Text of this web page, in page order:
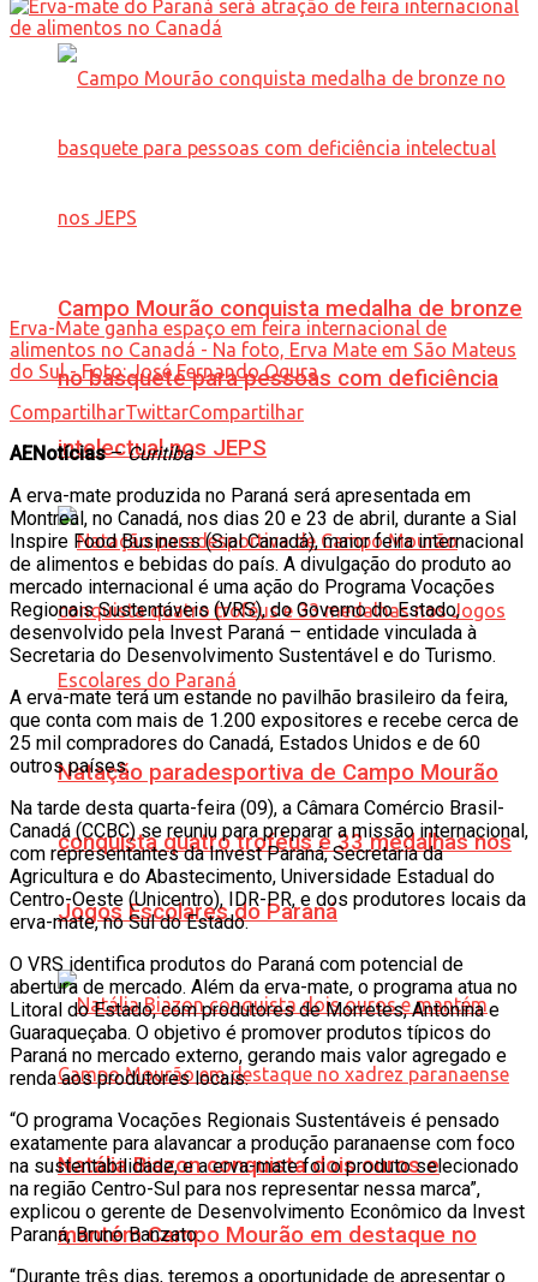
Campo Mourão conquista medalha de bronze
no basquete para pessoas com deficiência
intelectual nos JEPS
Natação paradesportiva de Campo Mourão
conquista quatro troféus e 33 medalhas nos
Jogos Escolares do Paraná
Natália Biazon conquista dois ouros e
mantém Campo Mourão em destaque no
Erva-Mate ganha espaço em feira internacional de
alimentos no Canadá - Na foto, Erva Mate em São Mateus
do Sul - Foto: José Fernando Ogura
CompartilharTwittarCompartilhar
AENotícias–Curitiba
A erva-mate produzida no Paraná será apresentada em
Montreal, no Canadá, nos dias 20 e 23 de abril, durante a Sial
Inspire Food Business (Sial Canadá), maior feira internacional
de alimentos e bebidas do país. A divulgação do produto ao
mercado internacional é uma ação do Programa Vocações
Regionais Sustentáveis (VRS), do Governo do Estado,
desenvolvido pela Invest Paraná – entidade vinculada à
Secretaria do Desenvolvimento Sustentável e do Turismo.
A erva-mate terá um estande no pavilhão brasileiro da feira,
que conta com mais de 1.200 expositores e recebe cerca de
25 mil compradores do Canadá, Estados Unidos e de 60
outros países.
Na tarde desta quarta-feira (09), a Câmara Comércio Brasil-
Canadá (CCBC) se reuniu para preparar a missão internacional,
com representantes da Invest Paraná, Secretaria da
Agricultura e do Abastecimento, Universidade Estadual do
Centro-Oeste (Unicentro), IDR-PR, e dos produtores locais da
erva-mate, no Sul do Estado.
O VRS identifica produtos do Paraná com potencial de
abertura de mercado. Além da erva-mate, o programa atua no
Litoral do Estado, com produtores de Morretes, Antonina e
Guaraqueçaba. O objetivo é promover produtos típicos do
Paraná no mercado externo, gerando mais valor agregado e
renda aos produtores locais.
“O programa Vocações Regionais Sustentáveis é pensado
exatamente para alavancar a produção paranaense com foco
na sustentabilidade, e a erva-mate foi o produto selecionado
na região Centro-Sul para nos representar nessa marca”,
explicou o gerente de Desenvolvimento Econômico da Invest
Paraná, Bruno Banzato.
“Durante três dias, teremos a oportunidade de apresentar o